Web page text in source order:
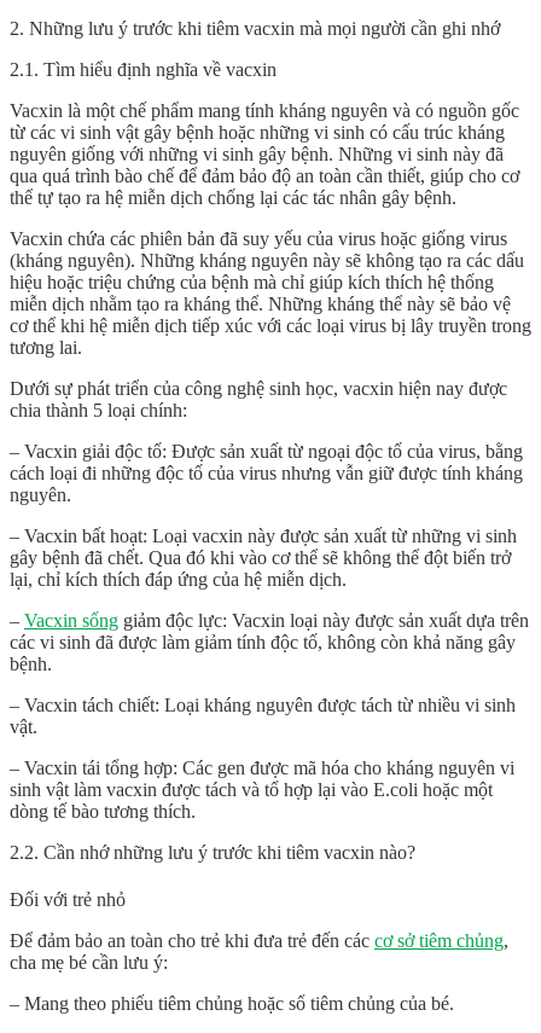
2. Những lưu ý trước khi tiêm vacxin mà mọi người cần ghi nhớ
2.1. Tìm hiểu định nghĩa về vacxin
Vacxin là một chế phẩm mang tính kháng nguyên và có nguồn gốc
từ các vi sinh vật gây bệnh hoặc những vi sinh có cấu trúc kháng
nguyên giống với những vi sinh gây bệnh. Những vi sinh này đã
qua quá trình bào chế để đảm bảo độ an toàn cần thiết, giúp cho cơ
thể tự tạo ra hệ miễn dịch chống lại các tác nhân gây bệnh.
Vacxin chứa các phiên bản đã suy yếu của virus hoặc giống virus
(kháng nguyên). Những kháng nguyên này sẽ không tạo ra các dấu
hiệu hoặc triệu chứng của bệnh mà chỉ giúp kích thích hệ thống
miễn dịch nhằm tạo ra kháng thể. Những kháng thể này sẽ bảo vệ
cơ thể khi hệ miễn dịch tiếp xúc với các loại virus bị lây truyền trong
tương lai.
Dưới sự phát triển của công nghệ sinh học, vacxin hiện nay được
chia thành 5 loại chính:
– Vacxin giải độc tố: Được sản xuất từ ngoại độc tố của virus, bằng
cách loại đi những độc tố của virus nhưng vẫn giữ được tính kháng
nguyên.
– Vacxin bất hoạt: Loại vacxin này được sản xuất từ những vi sinh
gây bệnh đã chết. Qua đó khi vào cơ thể sẽ không thể đột biến trở
lại, chỉ kích thích đáp ứng của hệ miễn dịch.
– Vacxin sống giảm độc lực: Vacxin loại này được sản xuất dựa trên
các vi sinh đã được làm giảm tính độc tố, không còn khả năng gây
bệnh.
– Vacxin tách chiết: Loại kháng nguyên được tách từ nhiều vi sinh
vật.
– Vacxin tái tổng hợp: Các gen được mã hóa cho kháng nguyên vi
sinh vật làm vacxin được tách và tổ hợp lại vào E.coli hoặc một
dòng tế bào tương thích.
2.2. Cần nhớ những lưu ý trước khi tiêm vacxin nào?
Đối với trẻ nhỏ
Để đảm bảo an toàn cho trẻ khi đưa trẻ đến các cơ sở tiêm chủng,
cha mẹ bé cần lưu ý:
– Mang theo phiếu tiêm chủng hoặc sổ tiêm chủng của bé.